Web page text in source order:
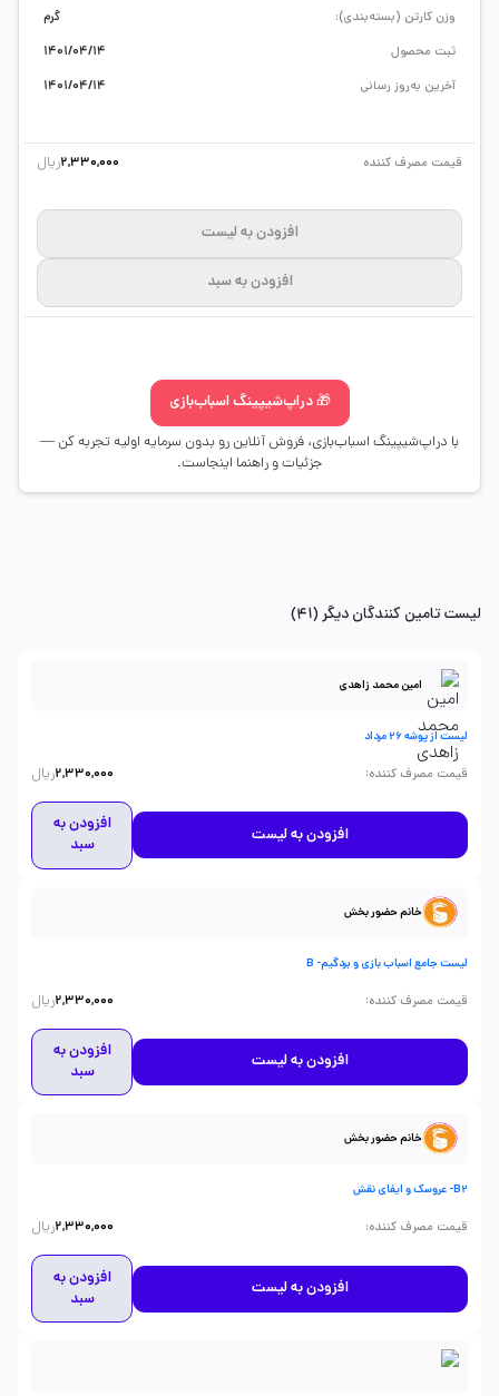
وزن کارتن (بسته‌بندی):
گرم
ثبت محصول
1401/04/14
آخرین به‌روز رسانی
1401/04/14
قیمت مصرف کننده 2,330,000ریال
افزودن به لیست
افزودن به سبد
🎁 دراپ‌شیپینگ اسباب‌بازی
با دراپ‌شیپینگ اسباب‌بازی، فروش آنلاین رو بدون سرمایه اولیه تجربه کن —
جزئیات و راهنما اینجاست.
لیست تامین کنندگان دیگر (41)
امین محمد زاهدی
لیست از پوشه 26 مرداد
قیمت مصرف کننده:
2,330,000ریال
افزودن به لیست
افزودن به
سبد
خانم حضور بخش
لیست جامع اسباب بازی و بردگیم- B
قیمت مصرف کننده:
2,330,000ریال
افزودن به لیست
افزودن به
سبد
خانم حضور بخش
B2- عروسک و ایفای نقش
قیمت مصرف کننده:
2,330,000ریال
افزودن به لیست
افزودن به
سبد